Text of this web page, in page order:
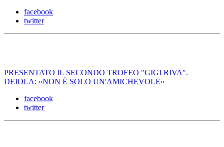
facebook
twitter
PRESENTATO IL SECONDO TROFEO "GIGI RIVA".
DEIOLA: «NON È SOLO UN'AMICHEVOLE»
facebook
twitter